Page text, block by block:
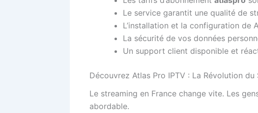
Le service garantit une qualité de
L’installation et la configuration de
La sécurité de vos données
Un support client disponible et
Découvrez Atlas Pro IPTV : La Révolution du
Le streaming en France change vite. Les
abordable.